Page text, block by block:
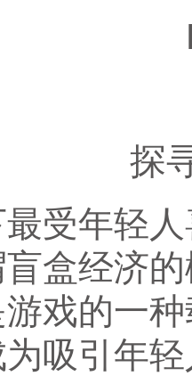
探
受年轻
盒经济
戏的一
吸引年